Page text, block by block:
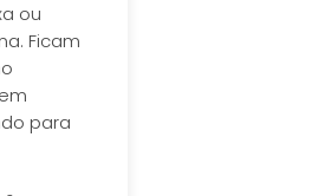
ou
Ficam
para